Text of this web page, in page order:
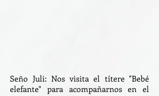
Seño Juli: Nos visita el títere "Bebé
elefante" para acompañarnos en el